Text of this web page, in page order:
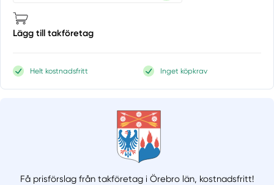
Lägg till takföretag
Helt kostnadsfritt Inget köpkrav
Få prisförslag från takföretag i Örebro län, kostnadsfritt!